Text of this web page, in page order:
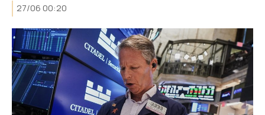
27/06 00:20